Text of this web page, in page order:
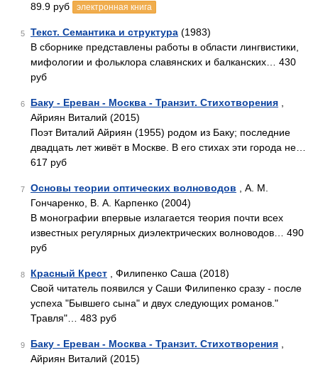
89.9 руб
электронная книга
5 Текст. Семантика и структура (1983)
В сборнике представлены работы в области лингвистики,
мифологии и фольклора славянских и балканских… 430
руб
6 Баку - Ереван - Москва - Транзит. Стихотворения
Айриян Виталий (2015)
Поэт Виталий Айриян (1955) родом из Баку; последние
двадцать лет живёт в Москве. В его стихах эти города не…
617 руб
7 Основы теории оптических волноводов , А. М.
Гончаренко, В. А. Карпенко (2004)
В монографии впервые излагается теория почти всех
известных регулярных диэлектрических волноводов… 490
руб
8 Красный Крест , Филипенко Саша (2018)
Свой читатель появился у Саши Филипенко сразу - после
успеха "Бывшего сына" и двух следующих романов."
Травля"… 483 руб
9 Баку - Ереван - Москва - Транзит. Стихотворения
Айриян Виталий (2015)